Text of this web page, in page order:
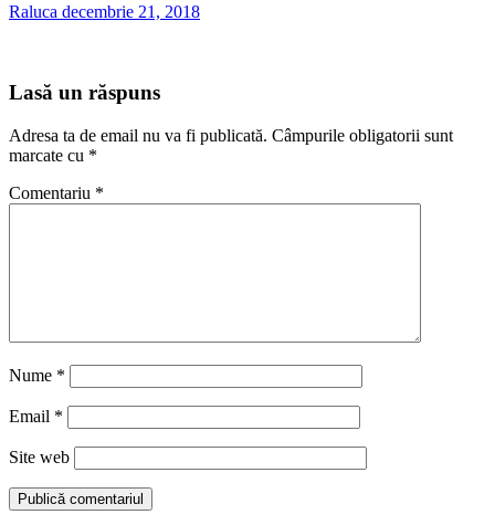
Raluca decembrie 21, 2018
Lasă un răspuns
Adresa ta de email nu va fi publicată. Câmpurile obligatorii sunt
marcate cu *
Comentariu *
Nume *
Email *
Site web